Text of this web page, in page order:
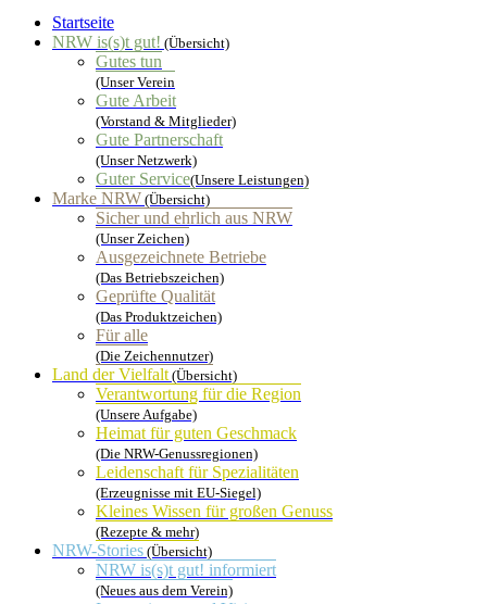
Startseite
NRW is(s)t gut! (Übersicht)
Gutes tun
(Unser Verein
Gute Arbeit
(Vorstand & Mitglieder)
Gute Partnerschaft
(Unser Netzwerk)
Guter Service(Unsere Leistungen)
Marke NRW (Übersicht)
Sicher und ehrlich aus NRW
(Unser Zeichen)
Ausgezeichnete Betriebe
(Das Betriebszeichen)
Geprüfte Qualität
(Das Produktzeichen)
Für alle
(Die Zeichennutzer)
Land der Vielfalt(Übersicht)
Verantwortung für die Region
(Unsere Aufgabe)
Heimat für guten Geschmack
(Die NRW-Genussregionen)
Leidenschaft für Spezialitäten
(Erzeugnisse mit EU-Siegel)
Kleines Wissen für großen Genuss
(Rezepte & mehr)
NRW-Stories (Übersicht)
NRW is(s)t gut! informiert
(Neues aus dem Verein)